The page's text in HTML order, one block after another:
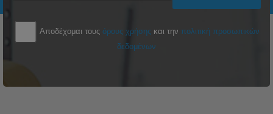
Αποδέχομαι τους όρους χρήσης και την πολιτική προσωπικών
δεδομένων